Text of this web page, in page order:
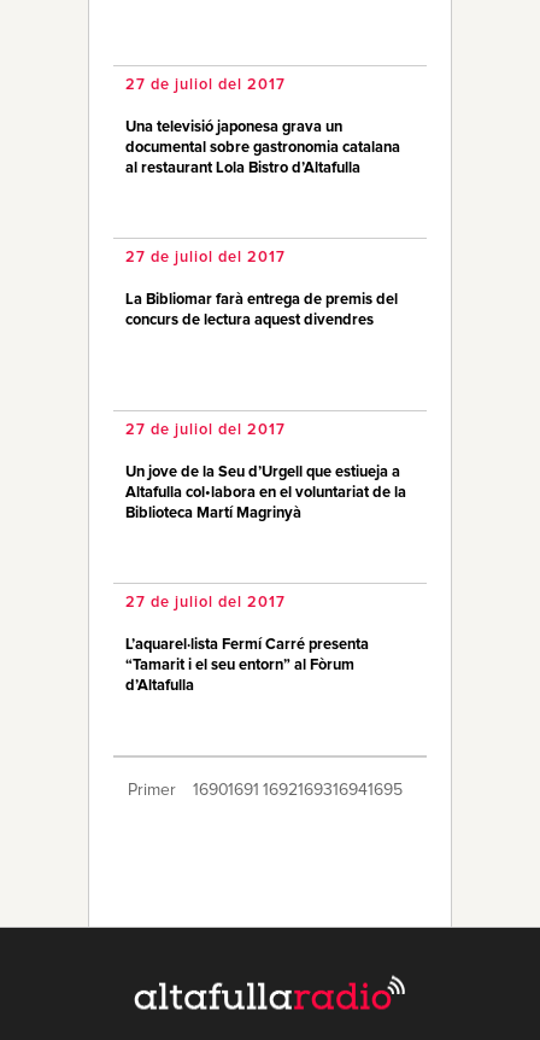
27 de juliol del 2017
Una televisió japonesa grava un
documental sobre gastronomia catalana
al restaurant Lola Bistro d’Altafulla
27 de juliol del 2017
La Bibliomar farà entrega de premis del
concurs de lectura aquest divendres
27 de juliol del 2017
Un jove de la Seu d’Urgell que estiueja a
Altafulla col•labora en el voluntariat de la
Biblioteca Martí Magrinyà
27 de juliol del 2017
L’aquarel·lista Fermí Carré presenta
“Tamarit i el seu entorn” al Fòrum
d’Altafulla
Primer 16901691 1692169316941695
17041705170617071708 Últim